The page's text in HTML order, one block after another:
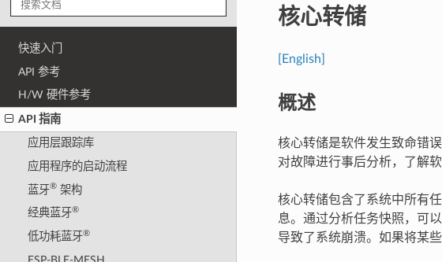
快速入门
API 参考
H/W 硬件参考
API 指南
应用层跟踪库
应用程序的启动流程
蓝牙®架构
经典蓝牙®
低功耗蓝牙®
核心转储
[English]
概述
核心转储是软件发生致命错
对故障进行事后分析，了解
核心转储包含了系统中所有
息。通过分析任务快照，可
导致了系统崩溃。如果将某